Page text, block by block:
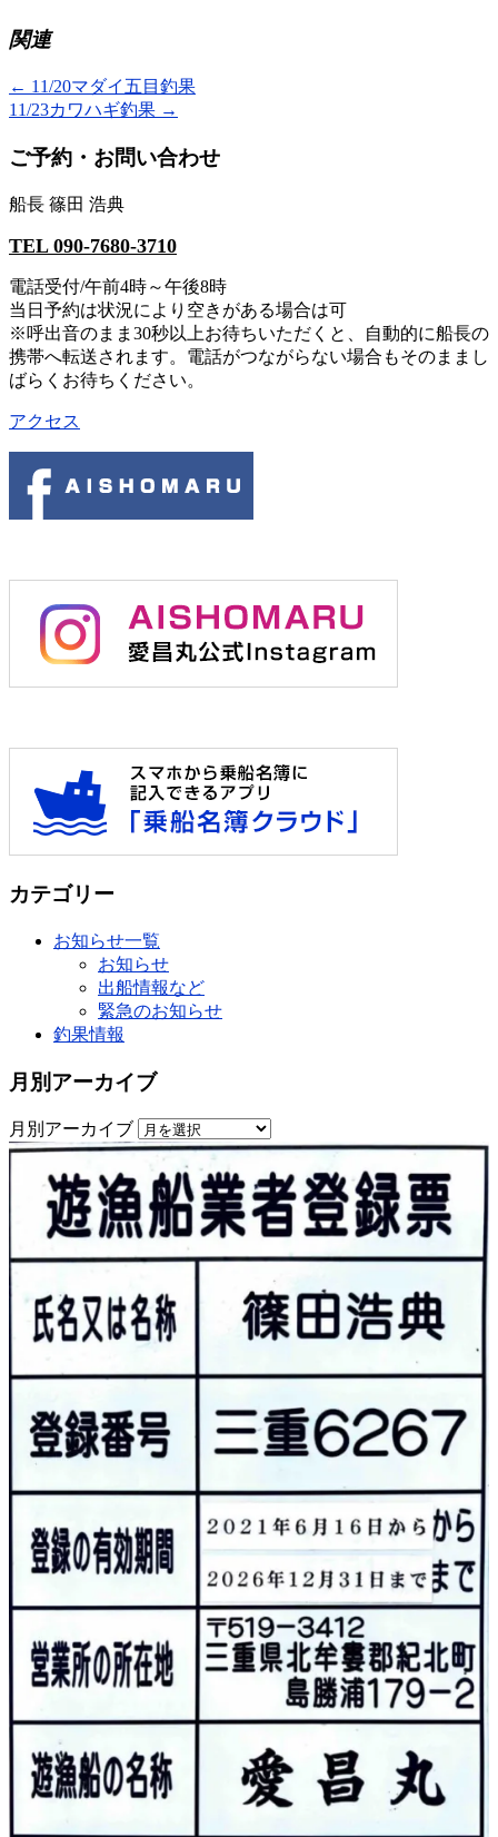
関連
← 11/20マダイ五目釣果
11/23カワハギ釣果 →
ご予約・お問い合わせ
船長 篠田 浩典
TEL 090-7680-3710
電話受付/午前4時～午後8時
当日予約は状況により空きがある場合は可
※呼出音のまま30秒以上お待ちいただくと、自動的に船長の
携帯へ転送されます。電話がつながらない場合もそのままし
ばらくお待ちください。
アクセス
カテゴリー
お知らせ一覧
お知らせ
出船情報など
緊急のお知らせ
釣果情報
月別アーカイブ
月別アーカイブ